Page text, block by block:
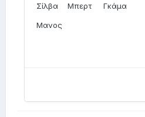
Σίλβα Μπερτ Γκάμα
Μανος